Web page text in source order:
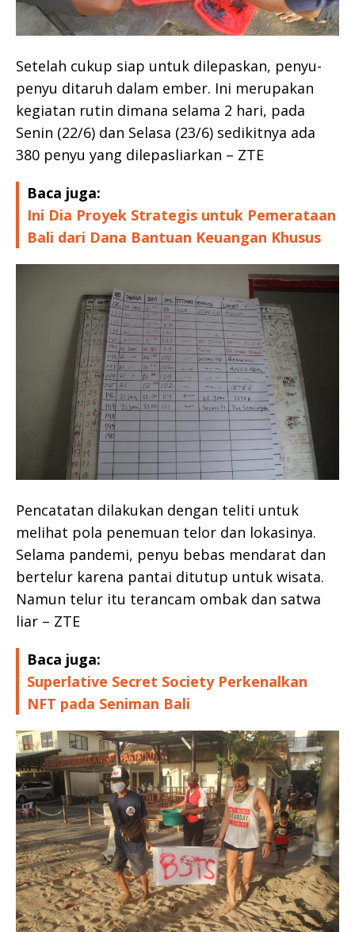
Setelah cukup siap untuk dilepaskan, penyu-
penyu ditaruh dalam ember. Ini merupakan
kegiatan rutin dimana selama 2 hari, pada
Senin (22/6) dan Selasa (23/6) sedikitnya ada
380 penyu yang dilepasliarkan – ZTE
Baca juga:
Ini Dia Proyek Strategis untuk Pemerataan
Bali dari Dana Bantuan Keuangan Khusus
Pencatatan dilakukan dengan teliti untuk
melihat pola penemuan telor dan lokasinya.
Selama pandemi, penyu bebas mendarat dan
bertelur karena pantai ditutup untuk wisata.
Namun telur itu terancam ombak dan satwa
liar – ZTE
Baca juga:
Superlative Secret Society Perkenalkan
NFT pada Seniman Bali